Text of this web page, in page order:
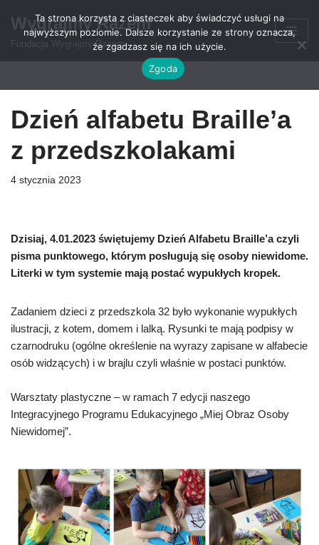
Przejdź
Wygrajmy Razem
Fundacja Wygrajmy Razem
Dzień alfabetu Braille’a
z przedszkolakami
4 stycznia 2023
Dzisiaj, 4.01.2023 świętujemy Dzień Alfabetu Braille’a czyli
pisma punktowego, którym posługują się osoby niewidome.
Literki w tym systemie mają postać wypukłych kropek.
Zadaniem dzieci z przedszkola 32 było wykonanie wypukłych
ilustracji, z kotem, domem i lalką. Rysunki te mają podpisy w
czarnodruku (ogólne określenie na wyrazy zapisane w alfabecie
osób widzących) i w brajlu czyli właśnie w postaci punktów.
Warsztaty plastyczne – w ramach 7 edycji naszego
Integracyjnego Programu Edukacyjnego „Miej Obraz Osoby
Niewidomej”.
Ta strona korzysta z ciasteczek aby świadczyć usługi na
najwyższym poziomie. Dalsze korzystanie ze strony oznacza,
że zgadzasz się na ich użycie.
Zgoda